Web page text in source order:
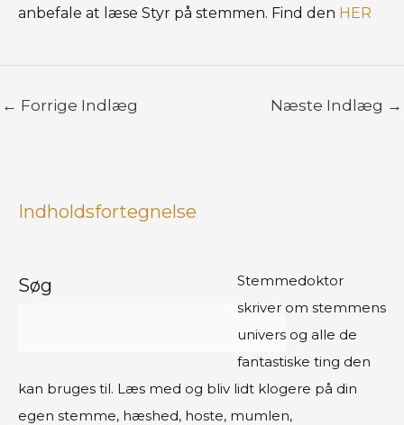
anbefale at læse Styr på stemmen. Find den HER
← Forrige Indlæg Næste Indlæg →
Indholdsfortegnelse
Søg
Stemmedoktor
skriver om stemmens
univers og alle de
fantastiske ting den
kan bruges til. Læs med og bliv lidt klogere på din
egen stemme, hæshed, hoste, mumlen,